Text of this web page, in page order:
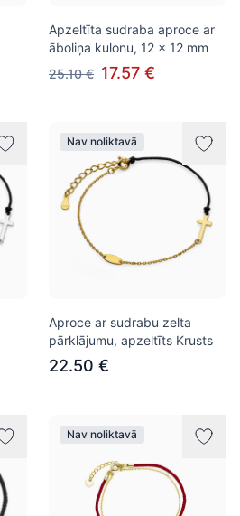
Apzeltīta sudraba aproce ar
āboliņa kulonu, 12 x 12 mm
25.10 € 17.57 €
Nav noliktavā
Aproce ar sudrabu zelta
pārklājumu, apzeltīts Krusts
22.50 €
Nav noliktavā